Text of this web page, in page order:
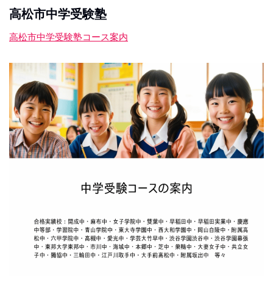
高松市中学受験塾
高松市中学受験塾コース案内